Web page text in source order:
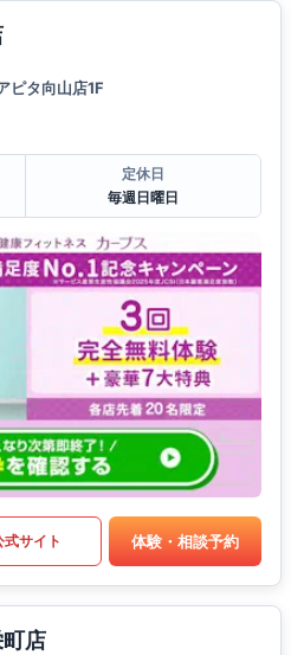
ピタ向山店1F
定休日
毎週日曜日
式サイト 体験・相談予約
店